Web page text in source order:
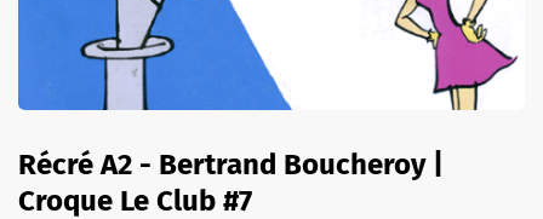
Récré A2 - Bertrand Boucheroy |
Croque Le Club #7